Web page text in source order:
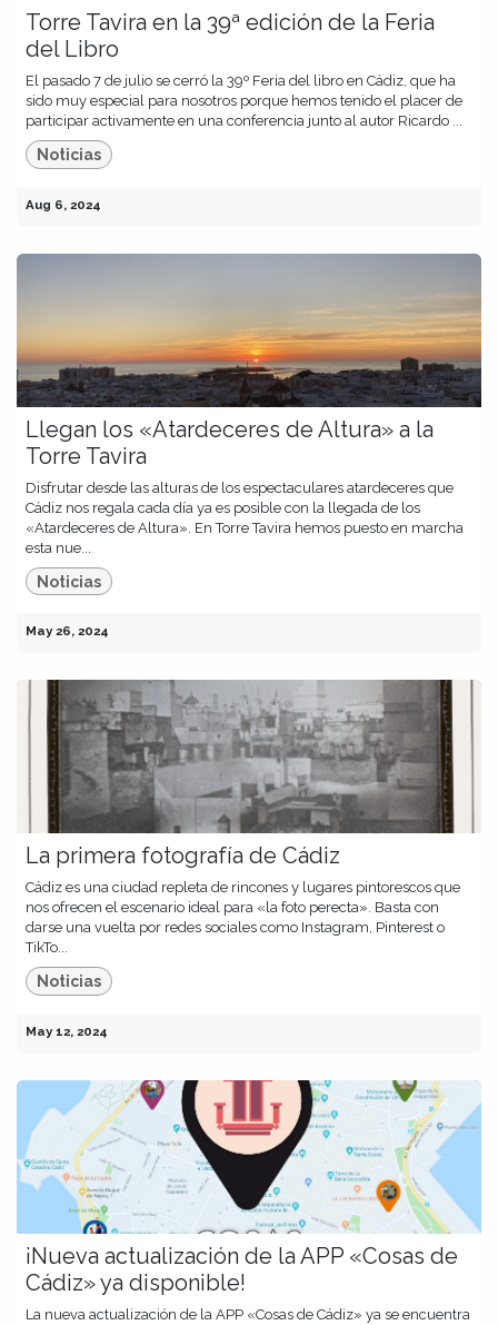
Torre Tavira en la 39ª edición de la Feria
del Libro
El pasado 7 de julio se cerró la 39º Feria del libro en Cádiz, que ha
sido muy especial para nosotros porque hemos tenido el placer de
participar activamente en una conferencia junto al autor Ricardo ...
Noticias
Aug 6, 2024
Llegan los «Atardeceres de Altura» a la
Torre Tavira
Disfrutar desde las alturas de los espectaculares atardeceres que
Cádiz nos regala cada día ya es posible con la llegada de los
«Atardeceres de Altura». En Torre Tavira hemos puesto en marcha
esta nue...
Noticias
May 26, 2024
La primera fotografía de Cádiz
Cádiz es una ciudad repleta de rincones y lugares pintorescos que
nos ofrecen el escenario ideal para «la foto perecta». Basta con
darse una vuelta por redes sociales como Instagram, Pinterest o
TikTo...
Noticias
May 12, 2024
¡Nueva actualización de la APP «Cosas de
Cádiz» ya disponible!
La nueva actualización de la APP «Cosas de Cádiz» ya se encuentra